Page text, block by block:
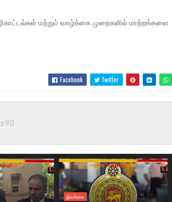
மற்றும் வாழ்க்கை முறைகளில் மாற்றங்களை
Facebook Twitter
இலங்கை